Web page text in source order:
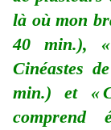
là où mon
40 min.), «
Cinéastes
min.) et «
comprend